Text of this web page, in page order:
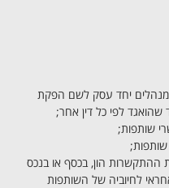
יחד עסק לשם הפקת
לפי כל דין אחר;
שותפות;
ההתקשרות הון, בכסף או בנכס
לחיוביה של השותפות